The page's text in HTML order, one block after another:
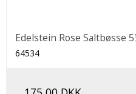
Edelstein Rose Saltbøsse
64534